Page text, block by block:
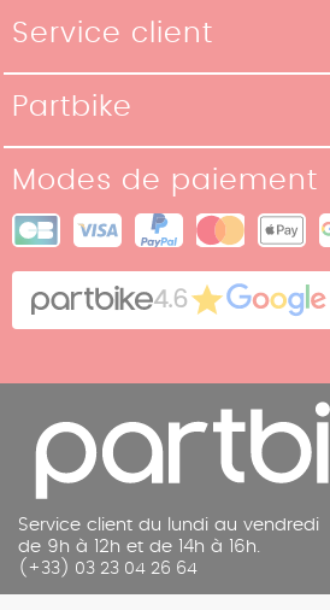
Service client
Moyens de paiement
Conditions générales de vente
Contact
Partbike
Nos boutiques
Plan du site
Cookies
Mentions légales
Modes de paiement
4.6
Service client du lundi au vendredi
de 9h à 12h et de 14h à 16h.
(+33) 03 23 04 26 64